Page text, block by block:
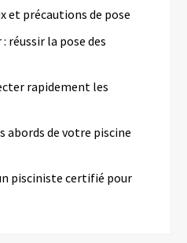
et précautions de pose
réussir la pose des
rapidement les
abords de votre piscine
pisciniste certifié pour